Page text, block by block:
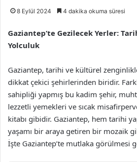
8 Eylül 2024 4 dakika okuma süresi
Gaziantep’te Gezilecek Yerler:
Yolculuk
Gaziantep, tarihi ve kültürel
dikkat çekici şehirlerinden biridir.
sahipliği yapmış bu kadim şehir,
lezzetli yemekleri ve sıcak
kitabı gibidir. Gaziantep, hem tarihi
yaşamı bir araya getiren bir mozaik
İşte Gaziantep’te mutlaka görülmesi